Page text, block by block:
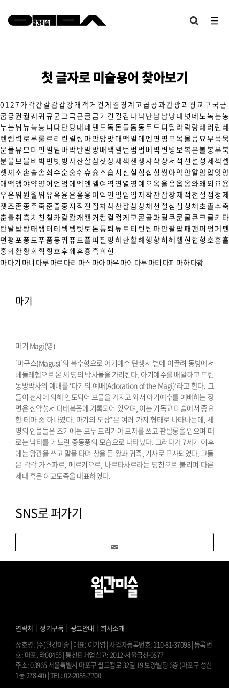
첫 글자로 미술용어 찾아보기
0 1 27 가각간갈감갑강개 객 거 건 게 겸 경 계 고 곱공과관광괴 굉 교 구국군
굽궁권 궐 궤귀 규균그극근글금기 긴 길 김 나낙난남납낭내 넛 네 노 녹논농
누눈뉘 뉴늑능 니 다단당대 데 덴 도 독돈돌돔동두 드 디 딜 라락랑래 러 런 레
렌 렘 력 로 루룰 르 리 린 릴 링 마만망맞매 맥 멀 메 멘 면 명 모 목몰몽 묘 무묵묶
문물뮤 므 미 민 밀 밑 바박반발방배 백 밸 번 범 법 베 벽 변 병 보 복본볼봉부북
분불 브 블 비 빅 빈 빗 빙 사산살삼삿상새 색 샌 생샤샥샹서 석 선 설 성 세 섹 셀
셋셰 소손솔송쇠 수순숭쉬 슈슝 스습 시 신 실 심 십 싱 쌍아악안알암압앗앙
애 액 앵 야약양어 언 엄 에 엑 엔 엘 여 역 연 열 영 예 오 옥올옴옵옹와왜 외 요 용
우운워 원 월 위 유육윤은음응 이 익 인 일 임 입 자작잔잡장재 적 전 절 점 정 제
젯 조존종주죽준줄중 지 직 진 집 차착찬찰참창채 천 철 첨 첩 청 체 초촐추축
춘출취 측 치 친 칠 카칼캄캐 캔 커 컨 컬 컴 케 코 콘콜콰쾰 쿠쿤쿨큐 크 클 키 타
탄탈탑탕태 탱 터 테 텍 템 텟 토 톤통퇴 튜 트 티 틴 팀 파판팔팝패팬퍼 펑 페펜
편 평 포 퐁 표 푸품풍퓌 퓨 프 플피 필 핑 하한할해행향허 헤헬현 협 형 호혼홀
홍화환황회 획 횡 효후훼휴흉흑희 힌
마마기 마니 마루 마르 마리 마스 마아 마우 마이 마투 마티 마피 마하 마황
마기
마기 Magi(영)
‘마구스(Magus)’의 복수형으로 아기예수 탄생시 별에 이끌려 동방에서
베들레헴으로 온 세 명의 박사들을 가리킨다. 아기예수를 배알하고 드린
동방박사의 예배를 ‘마기의 예배(Adoration of the Magi)’라고 한다. 그
들이 천사에 의해 인도되어 보물을 가지고 와서 아기예수를 예배하는 장
면은 신약성서 마태복음에 기록되어 있으며, 이는 기독교 미술에서 중요
한 테마 중 하나였다. 마기의 도상*은 여러 가지 형태로 나타나는데, 세
명의 인물들은 초기에는 모두 프리기아 모자를 쓰고 판탈롱을 입으며 때
로는 낙타를 거느린 중동풍의 모습으로 나타났다. 그러다가 7세기 이후
에는 왕관을 쓰고 말을 타며 창을 든 왕과 귀족, 기사로 묘사되었다. 그들
은 각각 가스파르, 메르키오르, 바르타사르라는 명칭으로 불리며 다른
세대 혹은 이교도족을 대표하였다.
SNS로 퍼가기
연락처 ｜ 정기구독 ｜ 광고안내 ｜ 회사소개
상호명: (주)월간미술 | 대표: 이기영 | 사업자등록번호: 110-81-37098 | 등록번
호: 마포, 라00455 | 통신판매업신고: 2012-서울금천-0877
주소: 03965 서울특별시 마포구 월드컵로 32길 19 보양빌딩 6층 (마포구 성산
1동 278-40) | TEL: 02-2088-7700